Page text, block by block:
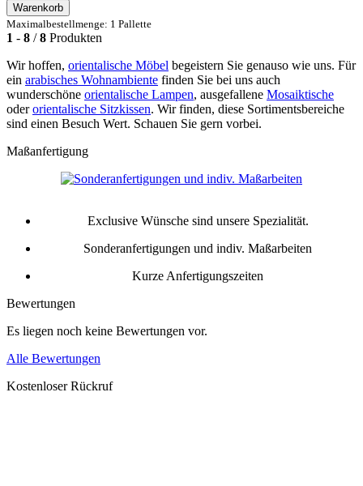
Warenkorb
Maximalbestellmenge: 1 Pallette
1 - 8 /8 Produkten
Wir hoffen, orientalische Möbel begeistern Sie genauso wie uns. Für
ein arabisches Wohnambiente finden Sie bei uns auch
wunderschöne orientalische Lampen, ausgefallene Mosaiktische
oderorientalische Sitzkissen. Wir finden, diese Sortimentsbereiche
sind einen Besuch Wert. Schauen Sie gern vorbei.
Maßanfertigung
Exclusive Wünsche sind unsere Spezialität.
Sonderanfertigungen und indiv. Maßarbeiten
Kurze Anfertigungszeiten
Bewertungen
Es liegen noch keine Bewertungen vor.
Alle Bewertungen
Kostenloser Rückruf